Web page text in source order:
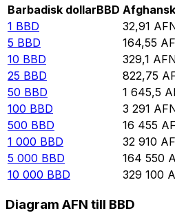
Barbadisk dollarBBD
1 BBD 32,91
5 BBD 164,55
10 BBD 329,1
25 BBD 822,75
50 BBD 1 645,5
100 BBD 3 291
500 BBD 16 455
1 000 BBD 32 910
5 000 BBD 164 550
10 000 BBD 329 100
Diagram AFN till BBD